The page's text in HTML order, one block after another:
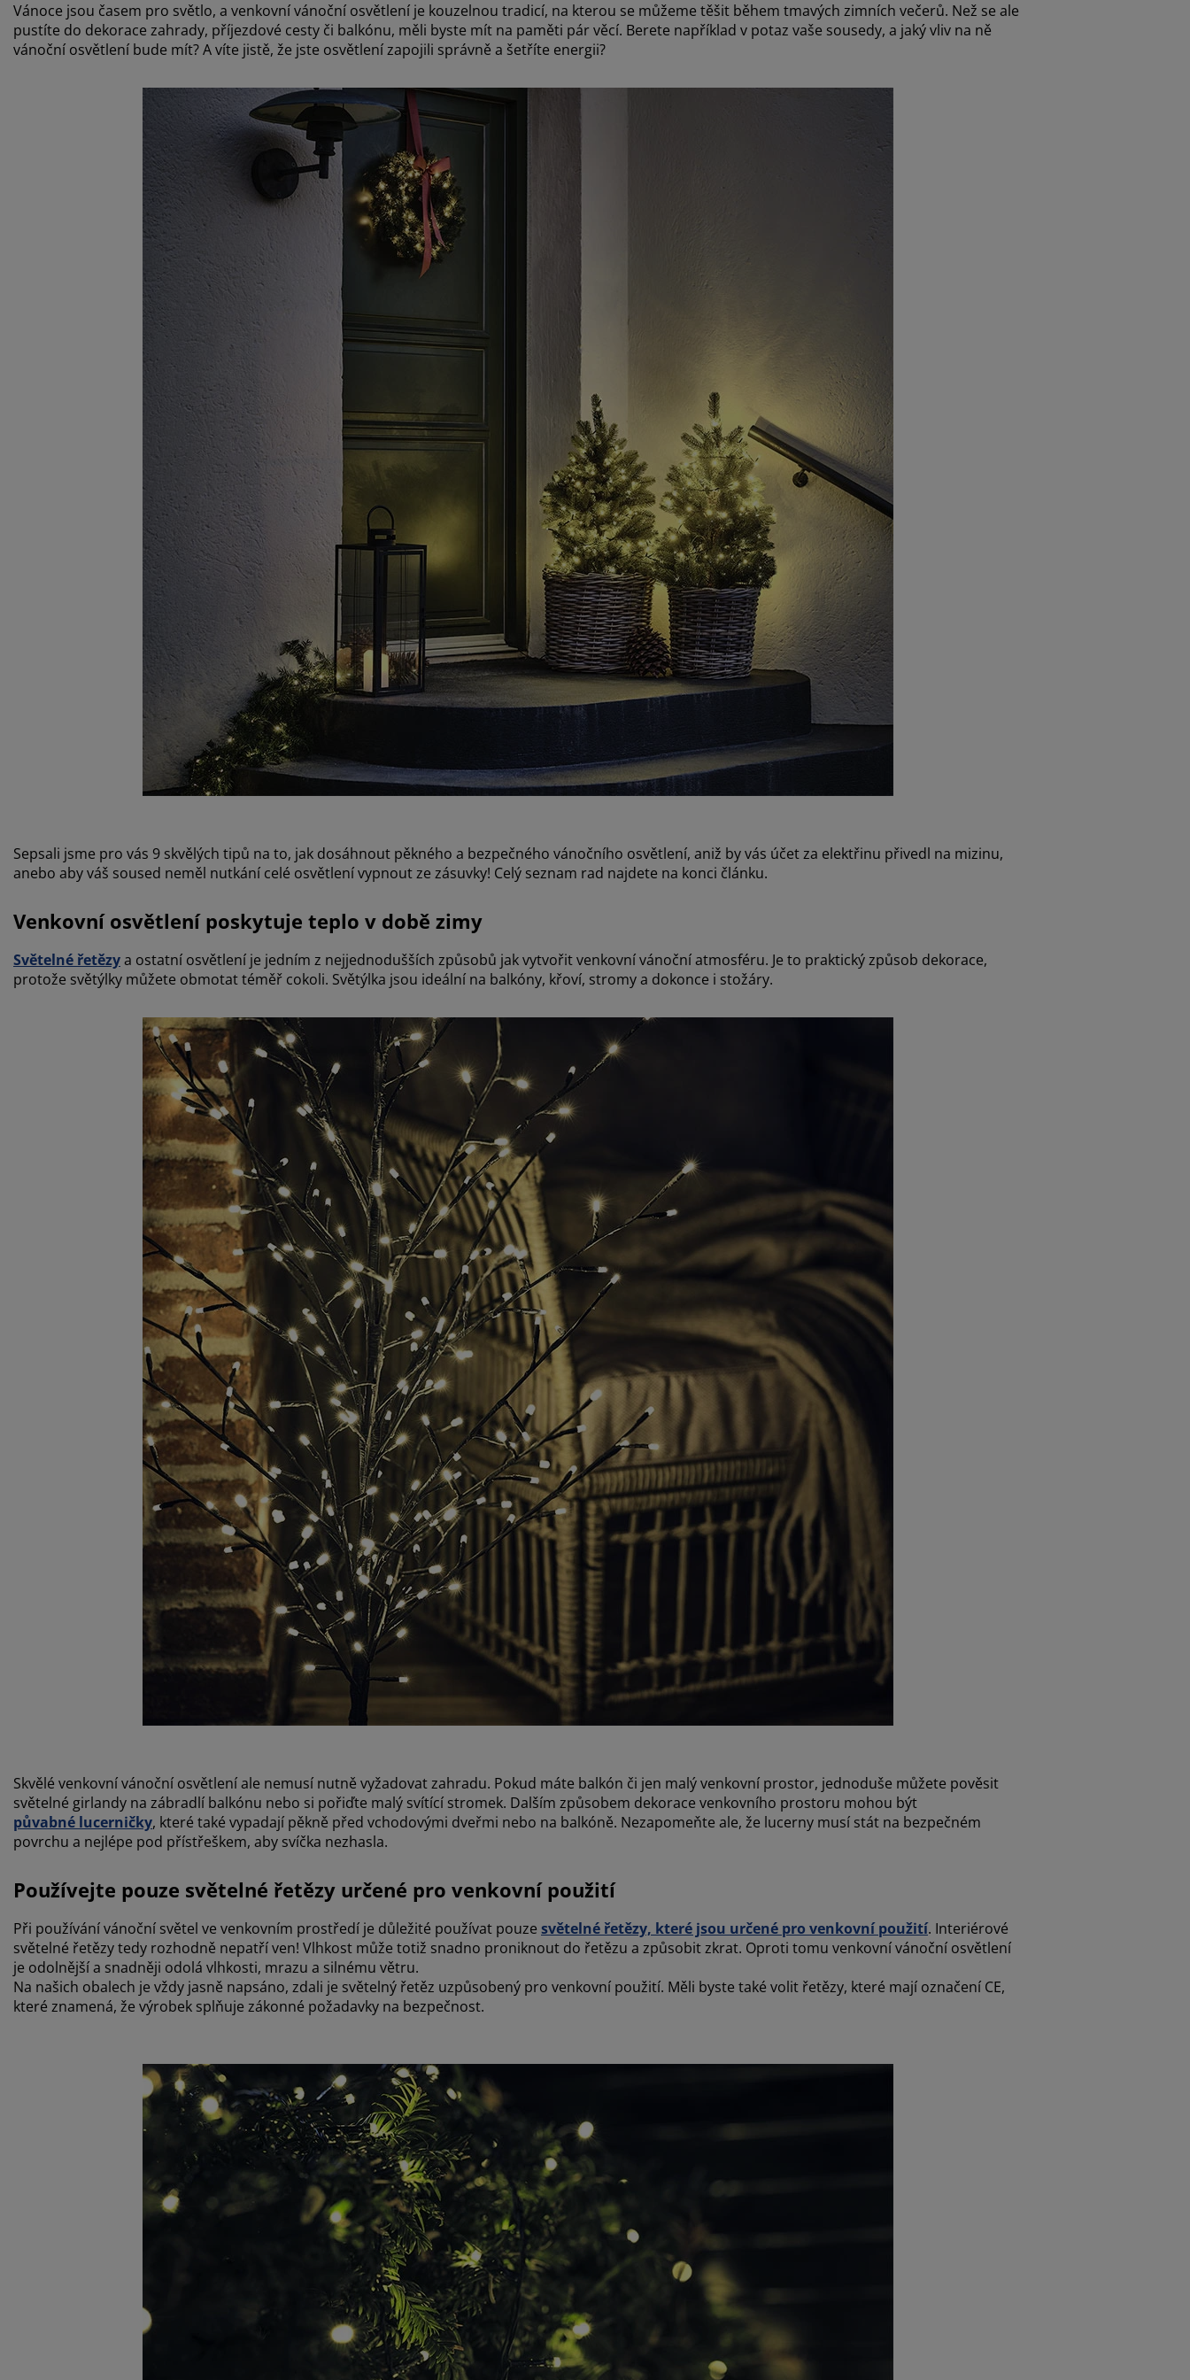
Vánoce jsou časem pro světlo, a venkovní vánoční osvětlení je kouzelnou tradicí, na kterou se můžeme těšit během tmavých zimních večerů. Než se ale
pustíte do dekorace zahrady, příjezdové cesty či balkónu, měli byste mít na paměti pár věcí. Berete například v potaz vaše sousedy, a jaký vliv na ně
vánoční osvětlení bude mít? A víte jistě, že jste osvětlení zapojili správně a šetříte energii?
Sepsali jsme pro vás 9 skvělých tipů na to, jak dosáhnout pěkného a bezpečného vánočního osvětlení, aniž by vás účet za elektřinu přivedl na mizinu,
anebo aby váš soused neměl nutkání celé osvětlení vypnout ze zásuvky! Celý seznam rad najdete na konci článku.
Venkovní osvětlení poskytuje teplo v době zimy
Světelné řetězya ostatní osvětlení je jedním z nejjednodušších způsobů jak vytvořit venkovní vánoční atmosféru. Je to praktický způsob dekorace,
protože světýlky můžete obmotat téměř cokoli. Světýlka jsou ideální na balkóny, křoví, stromy a dokonce i stožáry.
Skvělé venkovní vánoční osvětlení ale nemusí nutně vyžadovat zahradu. Pokud máte balkón či jen malý venkovní prostor, jednoduše můžete pověsit
světelné girlandy na zábradlí balkónu nebo si pořiďte malý svítící stromek. Dalším způsobem dekorace venkovního prostoru mohou být
půvabné lucerničky, které také vypadají pěkně před vchodovými dveřmi nebo na balkóně. Nezapomeňte ale, že lucerny musí stát na bezpečném
povrchu a nejlépe pod přístřeškem, aby svíčka nezhasla.
Používejte pouze světelné řetězy určené pro venkovní použití
Při používání vánoční světel ve venkovním prostředí je důležité používat pouze světelné řetězy, které jsou určené pro venkovní použití. Interiérové
světelné řetězy tedy rozhodně nepatří ven! Vlhkost může totiž snadno proniknout do řetězu a způsobit zkrat. Oproti tomu venkovní vánoční osvětlení
je odolnější a snadněji odolá vlhkosti, mrazu a silnému větru.
Na našich obalech je vždy jasně napsáno, zdali je světelný řetěz uzpůsobený pro venkovní použití. Měli byste také volit řetězy, které mají označení CE,
které znamená, že výrobek splňuje zákonné požadavky na bezpečnost.